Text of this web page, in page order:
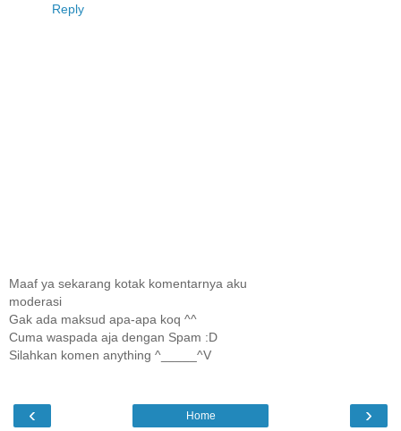
Reply
Maaf ya sekarang kotak komentarnya aku
moderasi
Gak ada maksud apa-apa koq ^^
Cuma waspada aja dengan Spam :D
Silahkan komen anything ^_____^V
‹ ›
Home